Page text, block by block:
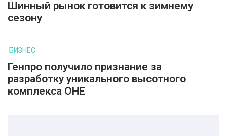
Шинный рынок готовится к зимнему
сезону
БИЗНЕС
Генпро получило признание за
разработку уникального высотного
комплекса ОНЕ